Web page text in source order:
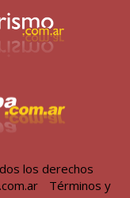
los derechos
- Términos y